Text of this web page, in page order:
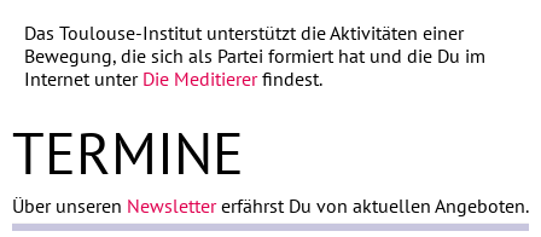
Das Toulouse-Institut unterstützt die Aktivitäten einer
Bewegung, die sich als Partei formiert hat und die Du im
Internet unter Die Meditiererfindest.
TERMINE
Über unseren Newslettererfährst Du von aktuellen Angeboten.